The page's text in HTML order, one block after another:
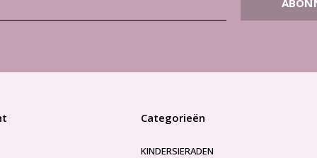
Categorieën
KINDERSIERADEN